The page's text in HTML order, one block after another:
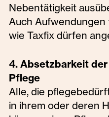
Nebentätigkeit
Auch
wie Taxfix dürfen
4. Absetzbarkeit
Pflege
Alle, die
in ihrem oder deren